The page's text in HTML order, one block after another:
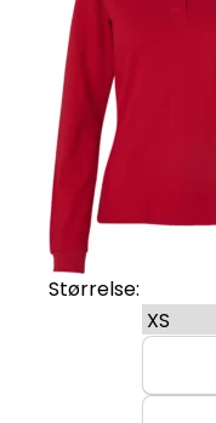
Størrelse: